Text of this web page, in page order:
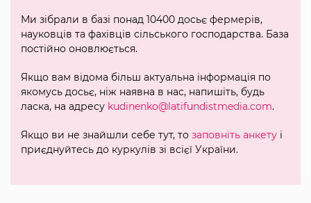
Ми зібрали в базі понад 10400 досьє фермерів,
науковців та фахівців сільського господарства. База
постійно оновлюється.
Якщо вам відома більш актуальна інформація по
якомусь досьє, ніж наявна в нас, напишіть, будь
ласка, на адресу kudinenko@latifundistmedia.com.
Якщо ви не знайшли себе тут, то заповніть анкету і
приєднуйтесь до куркулів зі всієї України.